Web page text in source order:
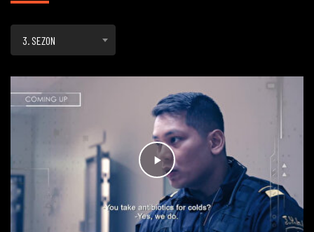
3. SEZON